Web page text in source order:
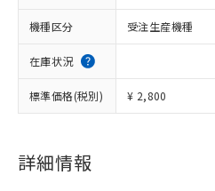
機種区分 受注生産機種
在庫状況
標準価格(税別) ¥ 2,800
詳細情報